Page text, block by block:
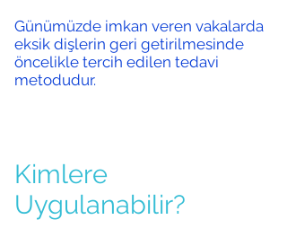
Günümüzde imkan veren vakalarda
eksik dişlerin geri getirilmesinde
öncelikle tercih edilen tedavi
metodudur.
Kimlere
Uygulanabilir?